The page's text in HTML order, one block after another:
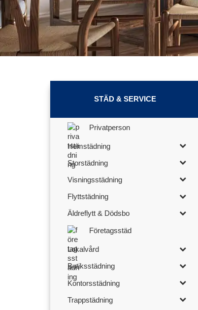
STÄD & SERVICE
Privatperson
Hemstädning
Storstädning
Visningsstädning
Flyttstädning
Äldreflytt & Dödsbo
Företagsstäd
Lokalvård
Butiksstädning
Kontorsstädning
Trappstädning